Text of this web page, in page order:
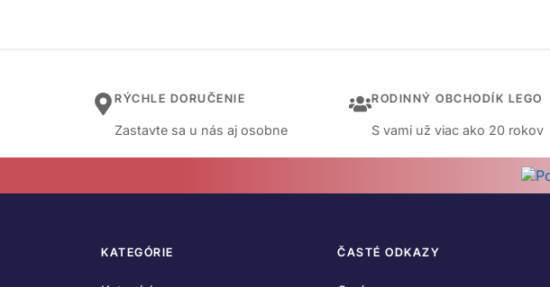
RÝCHLE DORUČENIE
Zastavte sa u nás aj osobne
RODINNÝ OBCHODÍK LEGO
S vami už viac ako 20 rokov
KATEGÓRIE ČASTÉ ODKAZY